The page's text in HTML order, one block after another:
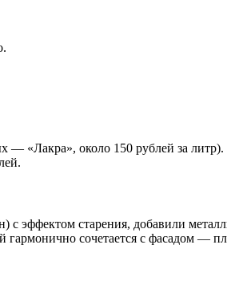
«Лакра», около 150 рублей за
эффектом старения, добавили
сочетается с фасадом —